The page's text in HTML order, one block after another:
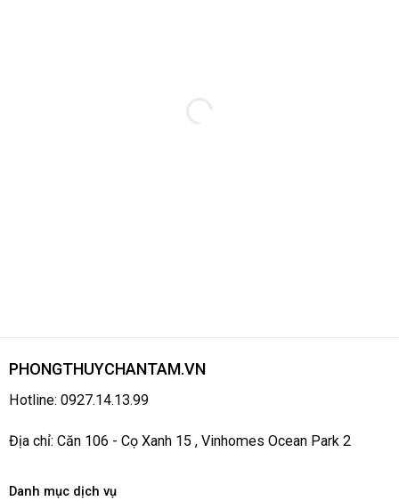
PHONGTHUYCHANTAM.VN
Hotline: 0927.14.13.99
Địa chỉ: Căn 106 - Cọ Xanh 15 , Vinhomes Ocean Park 2
Danh mục dịch vụ